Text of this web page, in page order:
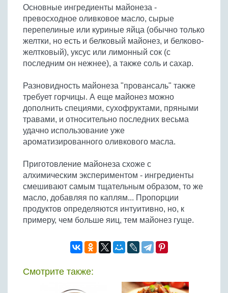
Основные ингредиенты майонеза -
превосходное оливковое масло, сырые
перепелиные или куриные яйца (обычно только
желтки, но есть и белковый майонез, и белково-
желтковый), уксус или лимонный сок (с
последним он нежнее), а также соль и сахар.
Разновидность майонеза "провансаль" также
требует горчицы. А еще майонез можно
дополнить специями, сухофруктами, пряными
травами, и относительно последних весьма
удачно использование уже
ароматизированного оливкового масла.
Приготовление майонеза схоже с
алхимическим экспериментом - ингредиенты
смешивают самым тщательным образом, то же
масло, добавляя по каплям... Пропорции
продуктов определяются интуитивно, но, к
примеру, чем больше яиц, тем майонез гуще.
Смотрите также: